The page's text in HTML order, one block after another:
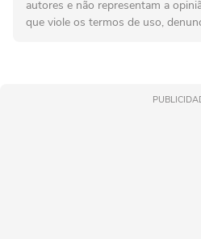
autores e não representam a
que viole os termos de uso,